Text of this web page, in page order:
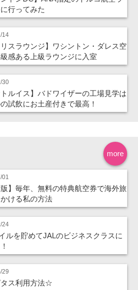
行ってみた
14
リスラウンジ】ワシントン・ダレス空
感ある上級ラウンジに入室
30
トルイス】バドワイザーの工場見学は
試飲にお土産付きで最高！
more
版】毎年、無料の特典航空券で海外旅
ける私の方法
24
ルを貯めてJALのビジネスクラスに
29
ス利用方法☆